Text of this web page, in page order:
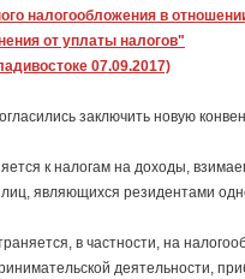
налогообложения в
от уплаты налогов"
07.09.2017)
заключить новую
к налогам на доходы,
являющихся резидентами
в частности, на
деятельности,